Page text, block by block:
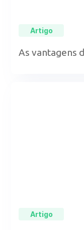
Artigo
As vantagens
Artigo